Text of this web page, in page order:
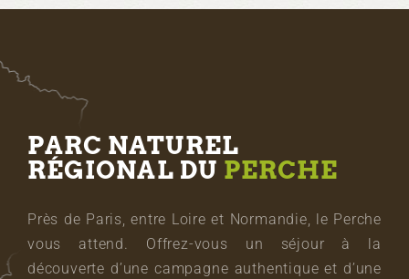
PARC NATUREL
RÉGIONAL DU PERCHE
Près de Paris, entre Loire et Normandie, le Perche
vous attend. Offrez-vous un séjour à la
découverte d’une campagne authentique et d’une